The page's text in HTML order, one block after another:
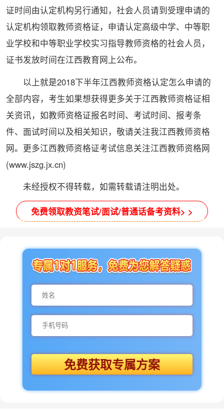
证时间由认定机构另行通知，社会人员请到受理申请的
认定机构领取教师资格证，申请认定高级中学、中等职
业学校和中等职业学校实习指导教师资格的社会人员，
证书发放时间在江西教育网上公布。
以上就是2018下半年江西教师资格认定怎么申请的
全部内容，考生如果想获得更多关于江西教师资格证相
关资讯，如教师资格证报名时间、考试时间、报考条
件、面试时间以及相关知识，敬请关注我江西教师资格
网。更多江西教师资格证考试信息关注江西教师资格网
(www.jszg.jx.cn)
未经授权不得转载，如需转载请注明出处。
免费领取教资笔试/面试/普通话备考资料> >
免费获取专属方案